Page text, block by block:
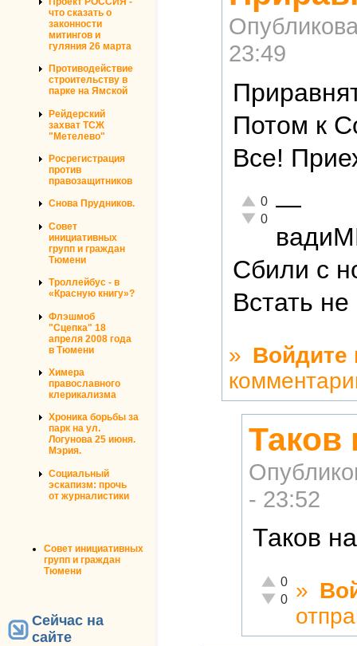
что сказать о
законности
митингов и
гуляния 26 марта
Противодействие
строительству в
парке на Ямской
Рейдерский
захват ТСЖ
"Метелево"
Росрегистрация
против
правозащитников
Снова Прудников.
Совет
инициативных
групп и граждан
Тюмени
Троллейбус - в
«Красную книгу»?
Флэшмоб
"Сцепка" 18
апреля 2008 года
в Тюмени
Химера
православного
клерикализма
Хроника борьбы за
парк на ул.
Логунова 25 июня.
Мэрия.
Социальный
эскапизм: прочь
от журналистики
Совет инициативных
групп и граждан
Тюмени
Сейчас на
сайте
23:49
Потом к
Все!
Отлично!
0
Неадекватно!
0
—
Сбили с
Встать
» Войдите
Таков
- 23:52
Таков
Отлично!
0
Неадекватно!
0 »